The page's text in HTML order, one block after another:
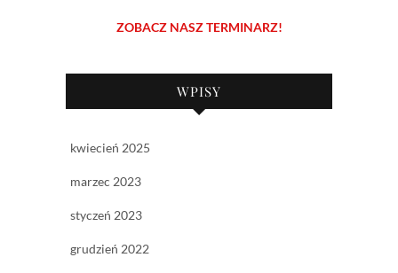
ZOBACZ NASZ TERMINARZ!
WPISY
kwiecień 2025
marzec 2023
styczeń 2023
grudzień 2022